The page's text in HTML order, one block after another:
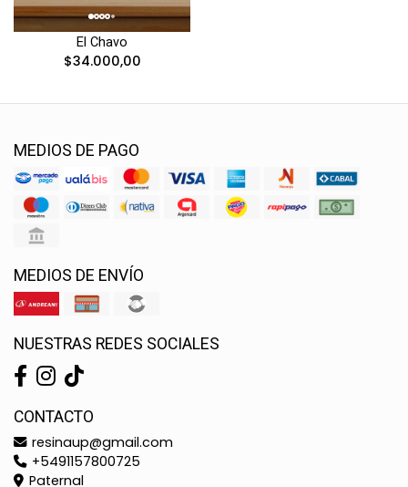
El Chavo
$34.000,00
MEDIOS DE PAGO
MEDIOS DE ENVÍO
NUESTRAS REDES SOCIALES
CONTACTO
resinaup@gmail.com
+5491157800725
Paternal